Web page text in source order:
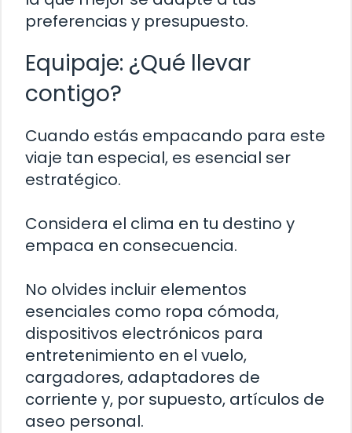
preferencias y presupuesto.
Equipaje: ¿Qué llevar
contigo?
Cuando estás empacando para este
viaje tan especial, es esencial ser
estratégico.
Considera el clima en tu destino y
empaca en consecuencia.
No olvides incluir elementos
esenciales como ropa cómoda,
dispositivos electrónicos para
entretenimiento en el vuelo,
cargadores, adaptadores de
corriente y, por supuesto, artículos de
aseo personal.